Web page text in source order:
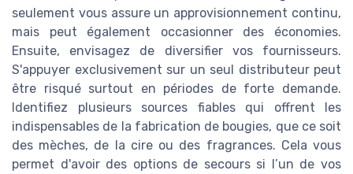
seulement vous assure un approvisionnement continu,
mais peut également occasionner des économies.
Ensuite, envisagez de diversifier vos fournisseurs.
S'appuyer exclusivement sur un seul distributeur peut
être risqué surtout en périodes de forte demande.
Identifiez plusieurs sources fiables qui offrent les
indispensables de la fabrication de bougies, que ce soit
des mèches, de la cire ou des fragrances. Cela vous
permet d'avoir des options de secours si l’un de vos